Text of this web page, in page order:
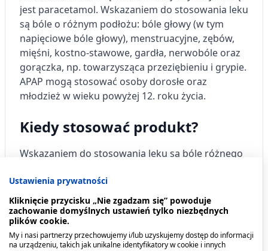
jest paracetamol. Wskazaniem do stosowania leku
są bóle o różnym podłożu: bóle głowy (w tym
napięciowe bóle głowy), menstruacyjne, zębów,
mięśni, kostno-stawowe, gardła, nerwobóle oraz
gorączka, np. towarzysząca przeziębieniu i grypie.
APAP mogą stosować osoby dorosłe oraz
młodzież w wieku powyżej 12. roku życia.
Kiedy stosować produkt?
Wskazaniem do stosowania leku są bóle różnego
głowy), menstruacyjne, zębów, mięśni, kostno-
stawowe, gardła, nerwobóle oraz gorączka, np. w
przeziębieniu i grypie.
APAP jest wskazany do stosowania u dorosłych i
Ustawienia prywatności
Kliknięcie przycisku „Nie zgadzam się” powoduje
zachowanie domyślnych ustawień tylko niezbędnych
plików cookie.
My i nasi partnerzy przechowujemy i/lub uzyskujemy dostęp do informacji
na urządzeniu, takich jak unikalne identyfikatory w cookie i innych